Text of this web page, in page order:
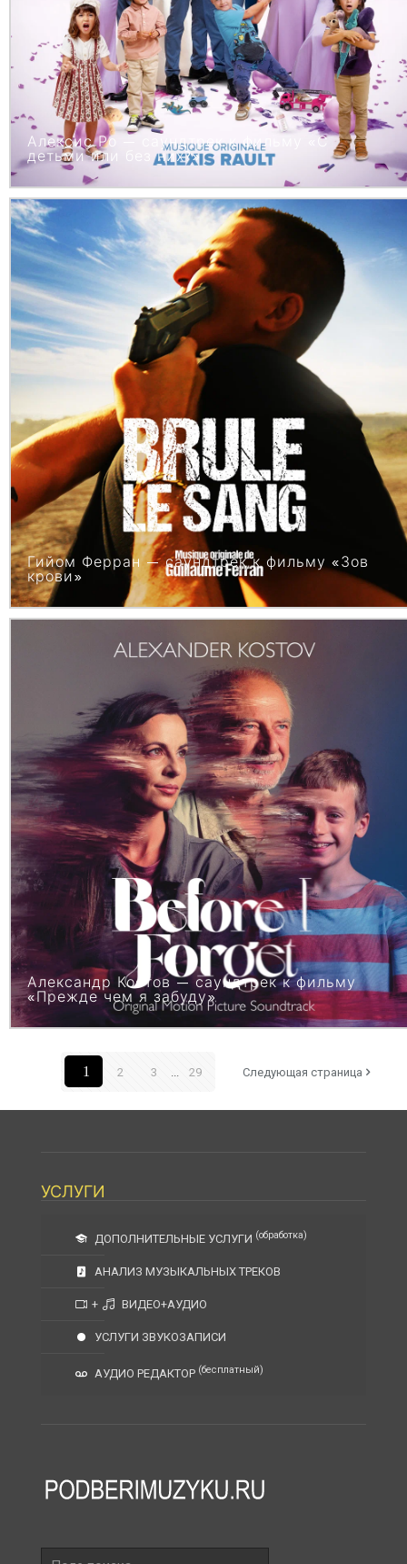
Алексис Ро — саундтрек к фильму «С
детьми или без них?»
Гийом Ферран — саундтрек к фильму «Зов
крови»
Александр Костов — саундтрек к фильму
«Прежде чем я забуду»
1 2 3 ... 29 Следующая страница
УСЛУГИ
ДОПОЛНИТЕЛЬНЫЕ УСЛУГИ (обработка)
АНАЛИЗ МУЗЫКАЛЬНЫХ ТРЕКОВ
+ ВИДЕО+АУДИО
УСЛУГИ ЗВУКОЗАПИСИ
АУДИО РЕДАКТОР (бесплатный)